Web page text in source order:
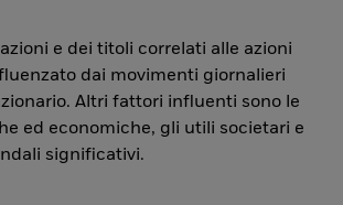
azioni e dei titoli correlati alle azioni
dai movimenti giornalieri
Altri fattori influenti sono le
ed economiche, gli utili societari e
significativi.